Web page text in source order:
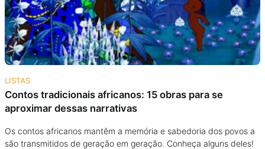
Como ler?
Na escola
Na família
Colunas
LISTAS
Contos tradicionais africanos: 15 obras para se
aproximar dessas narrativas
Os contos africanos mantêm a memória e sabedoria dos povos a
são transmitidos de geração em geração. Conheça alguns deles!